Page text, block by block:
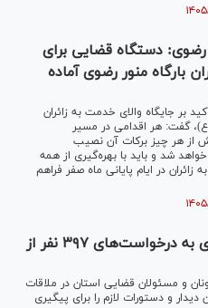
دستگاه قضایی برای
بارگاه منور رضوی آماده
بر جایگاه والای خدمت به زائران
گفت: هر اقدامی در مسیر
از هر چیز برکات آن نصیب
شد و باید با بهره‌گیری از همه
در ایام پایانی ماه صفر فراهم
مسئولان قضایی خراسان رضوی به درخواست‌های ۳۹۷ نفر از
و مسئولان قضایی استان در ملاقات
نفر از مراجعان دیدار و دستورات لازم را برای پیگیری